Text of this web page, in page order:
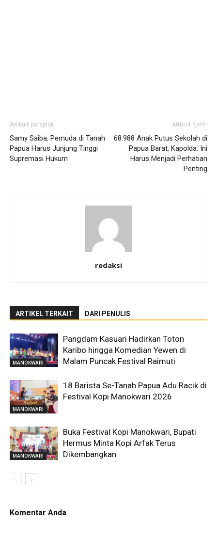
Artikulli paraprak
Samy Saiba: Pemuda di Tanah
Papua Harus Junjung Tinggi
Supremasi Hukum
Artikulli tjetër
68.988 Anak Putus Sekolah di
Papua Barat, Kapolda: Ini
Harus Menjadi Perhatian
Penting
redaksi
ARTIKEL TERKAIT DARI PENULIS
MANOKWARI
Pangdam Kasuari Hadirkan Toton
Karibo hingga Komedian Yewen di
Malam Puncak Festival Raimuti
MANOKWARI
18 Barista Se-Tanah Papua Adu Racik di
Festival Kopi Manokwari 2026
MANOKWARI
Buka Festival Kopi Manokwari, Bupati
Hermus Minta Kopi Arfak Terus
Dikembangkan
Komentar Anda